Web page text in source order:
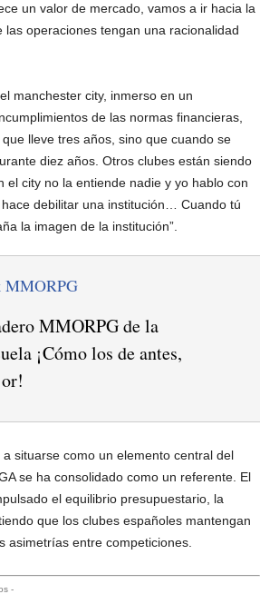
un valor de mercado, vamos a ir hacia la
operaciones tengan una racionalidad
manchester city, inmerso en un
de las normas financieras,
lleve tres años, sino que cuando se
diez años. Otros clubes están siendo
city no la entiende nadie y yo hablo con
debilitar una institución… Cuando tú
la imagen de la institución”.
MMORPG
MMORPG de la
¡Cómo los de antes,
situarse como un elemento central del
se ha consolidado como un referente. El
el equilibrio presupuestario, la
que los clubes españoles mantengan
asimetrías entre competiciones.
-